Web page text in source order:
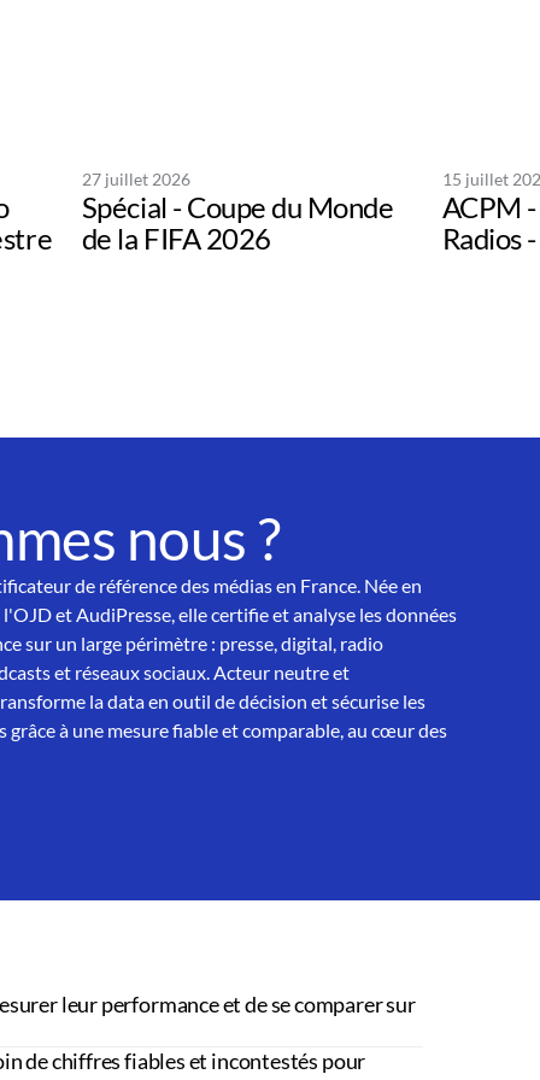
27 juillet 2026
Spécial - Coupe du Monde
de la FIFA 2026
15 juillet
ACPM
Radios
nous ?
de référence des médias en France. Née en
et AudiPresse, elle certifie et analyse les données
sur un large périmètre : presse, digital, radio
et réseaux sociaux. Acteur neutre et
la data en outil de décision et sécurise les
grâce à une mesure fiable et comparable, au cœur des
leur performance et de se comparer sur
de chiffres fiables et incontestés pour